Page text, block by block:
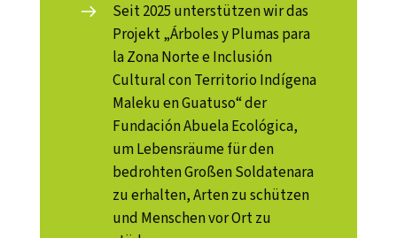
Seit 2025 unterstützen wir das
Projekt „Árboles y Plumas para
la Zona Norte e Inclusión
Cultural con Territorio Indígena
Maleku en Guatuso“ der
Fundación Abuela Ecológica,
um Lebensräume für den
bedrohten Großen Soldatenara
zu erhalten, Arten zu schützen
und Menschen vor Ort zu